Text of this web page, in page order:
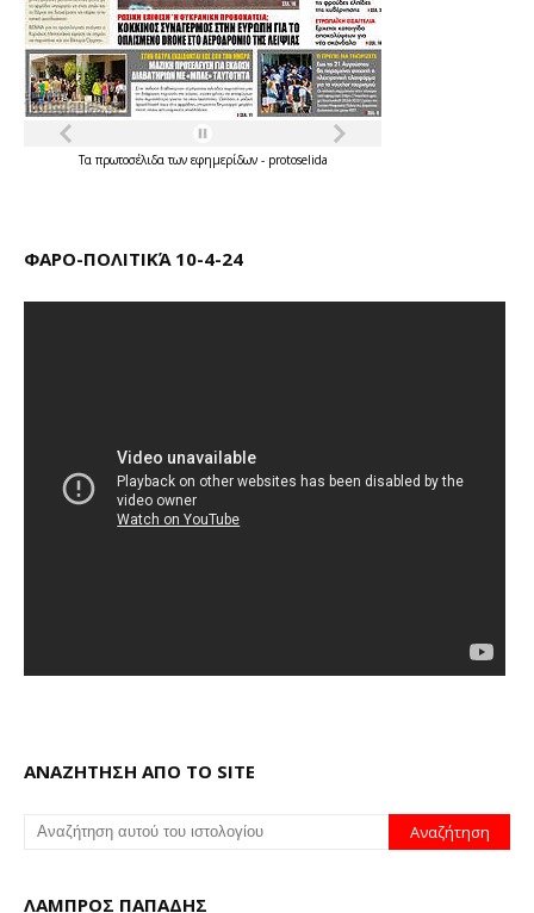
Τα πρωτοσέλιδατων εφημερίδων - protoselida
ΦΑΡΟ-ΠΟΛΙΤΙΚΆ 10-4-24
ΑΝΑΖΗΤΗΣΗ ΑΠΟ ΤΟ SITE
ΛΑΜΠΡΟΣ ΠΑΠΑΔΗΣ